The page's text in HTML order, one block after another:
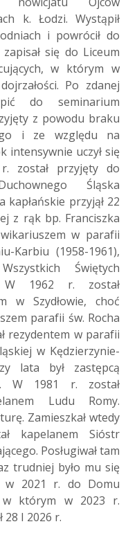
k. Łodzi. Wystąpił
i powrócił do
się do Liceum
w którym w
Po zdanej
do seminarium
z powodu braku
i ze względu na
intensywnie uczył się
został przyjęty do
Śląska
kapłańskie przyjął 22
z rąk bp. Franciszka
w parafii
Karbiu (1958-1961),
Świętych
W 1962 r. został
w Szydłowie, choć
parafii św. Rocha
rezydentem w parafii
w Kędzierzynie-
lata był zastępcą
W 1981 r. został
Ludu Romy.
Zamieszkał wtedy
kapelanem Sióstr
Posługiwał tam
trudniej było mu się
w 2021 r. do Domu
w którym w 2023 r.
28 I 2026 r.